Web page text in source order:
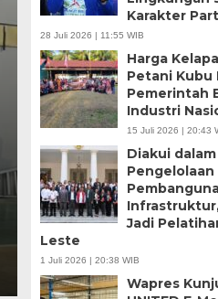
Zona
Serang
Senin, 15 Jun 2026 - 14:09
BagusNews.Co –
di Kota Serang
Karakter
28 Juli 2026 | 11:55 WIB
Harga
Petani Kubu
Pemerintah
Industri
15 Juli 2026 | 20:43
Diakui dalam
Pengelolaan
Jadi
Leste
1 Juli 2026 | 20:38 WIB
Wapres